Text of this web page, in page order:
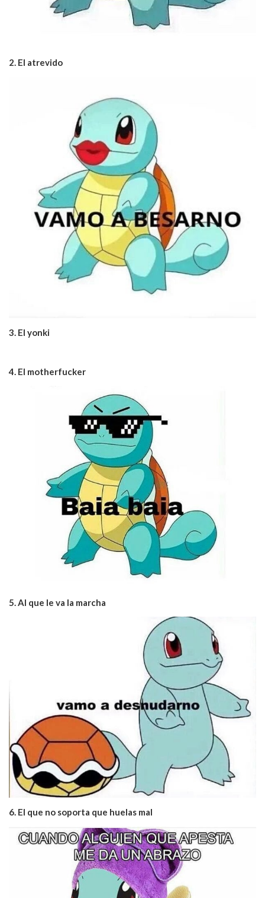
2. El atrevido
3. El yonki
4. El motherfucker
5. Al que le va la marcha
6. El que no soporta que huelas mal